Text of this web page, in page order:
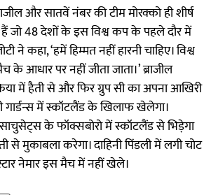
और सातवें नंबर की टीम मोरक्को ही शीर्ष
हैं जो 48 देशों के इस विश्व कप के पहले दौर में
कहा, ‘हमें हिम्मत नहीं हारनी चाहिए। विश्व
आधार पर नहीं जीता जाता।’ ब्राजील
में हैती से और फिर ग्रुप सी का अपना आखिरी
गार्डन्स में स्कॉटलैंड के खिलाफ खेलेगा।
के फॉक्सबोरो में स्कॉटलैंड से भिड़ेगा
से मुकाबला करेगा। दाहिनी पिंडली में लगी चोट
नेमार इस मैच में नहीं खेले।